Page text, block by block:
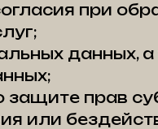
при
данных,
прав
или